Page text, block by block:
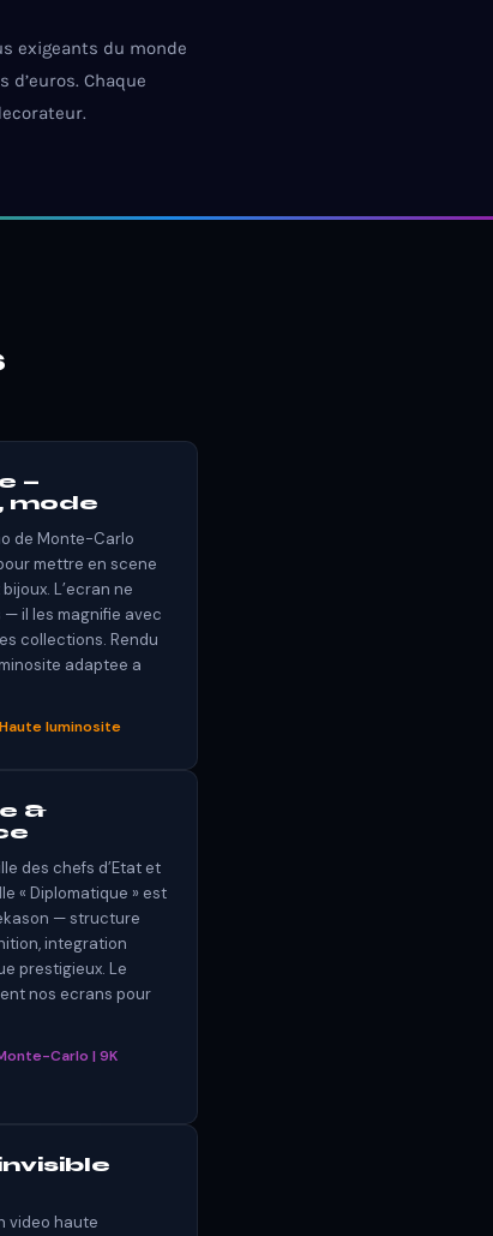
exigeants du monde
Chaque
—
mode
de Monte-Carlo
mettre en scene
L’ecran ne
il les magnifie avec
collections. Rendu
adaptee a
luminosite
&
des chefs d’Etat et
« Diplomatique » est
— structure
integration
prestigieux. Le
nos ecrans pour
Carlo | 9K
video haute